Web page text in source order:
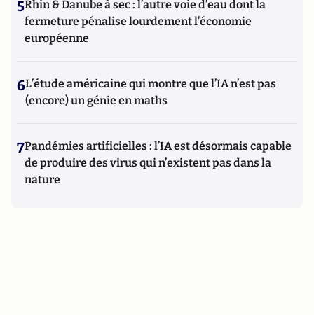
5Rhin & Danube à sec : l’autre voie d’eau dont la
fermeture pénalise lourdement l’économie
européenne
6L’étude américaine qui montre que l’IA n’est pas
(encore) un génie en maths
7Pandémies artificielles : l’IA est désormais capable
de produire des virus qui n’existent pas dans la
nature